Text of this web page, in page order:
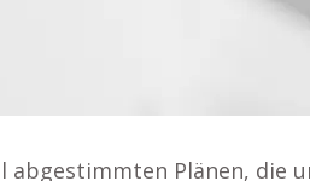
abgestimmten Plänen, die